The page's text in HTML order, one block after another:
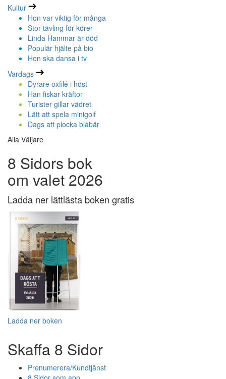
Kultur
Hon var viktig för många
Stor tävling för körer
Linda Hammar är död
Populär hjälte på bio
Hon ska dansa i tv
Vardags
Dyrare oxfilé i höst
Han fiskar kräftor
Turister gillar vädret
Lätt att spela minigolf
Dags att plocka blåbär
Alla Väljare
8 Sidors bok
om valet 2026
Ladda ner lättlästa boken gratis
Ladda ner boken
Skaffa 8 Sidor
Prenumerera/Kundtjänst